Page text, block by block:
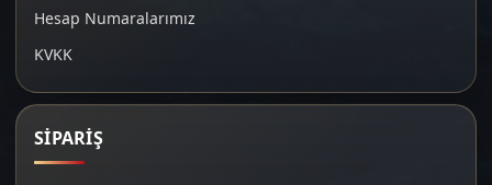
Hesap Numaralarımız
KVKK
SİPARİŞ